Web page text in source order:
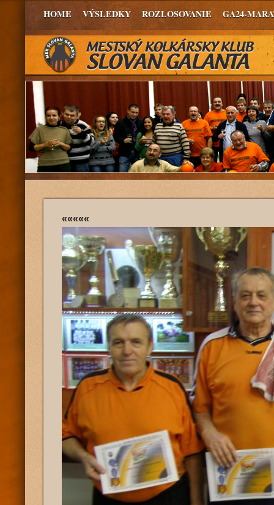
HOME VÝSLEDKY ROZLOSOVANIE GA24-
«««««